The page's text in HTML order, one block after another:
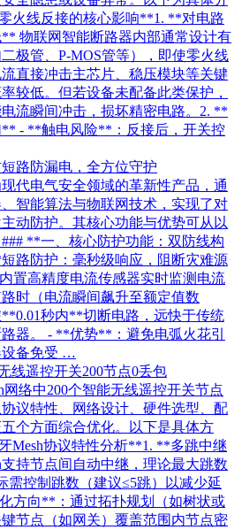
火线反接的核心影响**1. **对电路
物联网智能断路器内部通常设计有
极管、P-MOS管等），即使零火线
直接冲击主芯片、稳压模块等关键
较低。但若设备未配备此类保护，
流瞬间冲击，损坏精密电路。2. **
- **触电风险**：反接后，开关控
路防漏电，全方位守护
代电气安全领域的革新性产品，通
智能算法与物联网技术，实现了对
动防护。其核心功能与优势可从以
**一、核心防护功能：双防线构
路防护：毫秒级响应，阻断灾难源
置高精度电流传感器实时监测电流
时（电流瞬间飙升至额定值数
秒内**切断电路，远快于传统
器。 - **优势**：避免电弧火花引
设备免受 …
线遥控开关200节点0丢包
络中200个智能无线遥控开关节点
议特性、网络设计、硬件选型、配
个方面综合优化。以下是具体方
Mesh协议特性分析**1. **多跳中继
持节点间自动中继，理论最大跳数
需控制跳数（建议≤5跳）以减少延
方向**：通过拓扑规划（如树状或
节点（如网关）覆盖范围内节点密